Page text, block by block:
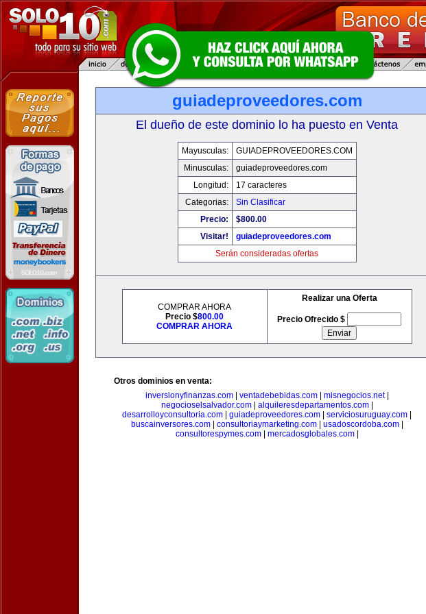
guiadeproveedores.com
El dueño de este dominio lo ha puesto en Venta
Mayusculas:
GUIADEPROVEEDORES.COM
Minusculas:
guiadeproveedores.com
Longitud:
17 caracteres
Categorias:
Sin Clasificar
Precio:
$800.00
Visitar!
guiadeproveedores.com
Serán consideradas ofertas
COMPRAR AHORA
Precio $800.00
COMPRAR AHORA
Realizar una Oferta
Precio Ofrecido $
Otros dominios en venta:
inversionyfinanzas.com| ventadebebidas.com| misnegocios.net|
negocioselsalvador.com| alquileresdepartamentos.com|
desarrolloyconsultoria.com
guiadeproveedores.com serviciosuruguay.com
buscainversores.com| consultoriaymarketing.com| usadoscordoba.com|
consultorespymes.com| mercadosglobales.com|